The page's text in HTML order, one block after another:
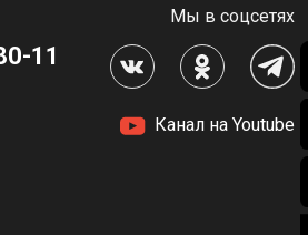
11
Мы в соцсетях
Канал на Youtube